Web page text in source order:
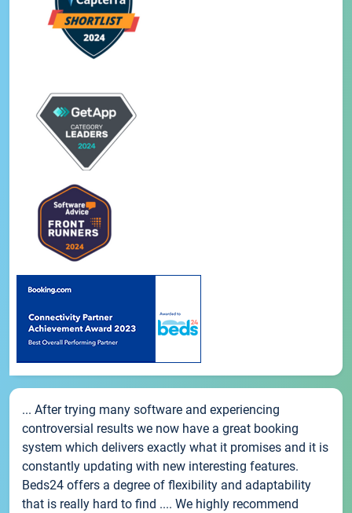
... After trying many software and experiencing
controversial results we now have a great booking
system which delivers exactly what it promises and it is
constantly updating with new interesting features.
Beds24 offers a degree of flexibility and adaptability
that is really hard to find .... We highly recommend